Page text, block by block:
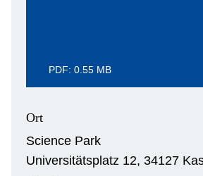
PDF: 0.55 MB
Ort
Science Park
Universitätsplatz 12, 34127